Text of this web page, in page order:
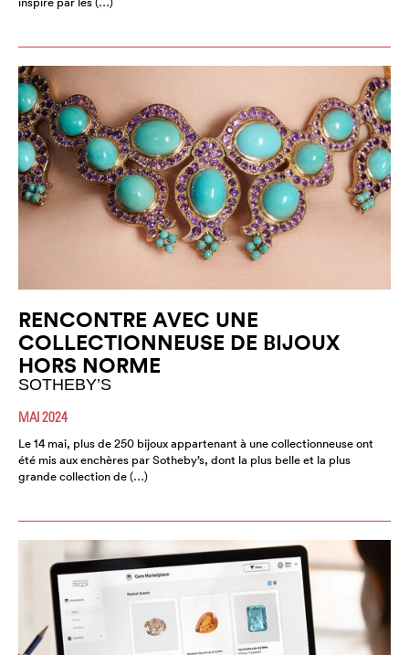
RENCONTRE AVEC UNE
COLLECTIONNEUSE DE BIJOUX
HORS NORME
SOTHEBY’S
MAI 2024
Le 14 mai, plus de 250 bijoux appartenant à une collectionneuse ont
été mis aux enchères par Sotheby’s, dont la plus belle et la plus
grande collection de (…)